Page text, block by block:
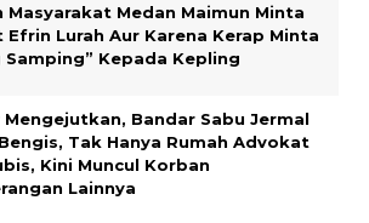
Masyarakat Medan Maimun Minta
Efrin Lurah Aur Karena Kerap Minta
Samping” Kepada Kepling
Mengejutkan, Bandar Sabu Jermal
Tak Hanya Rumah Advokat
Kini Muncul Korban
Lainnya